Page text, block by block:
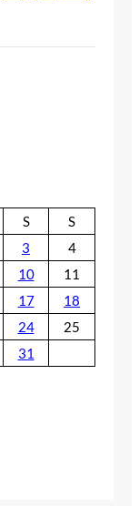
S
S
3
4
10
11
17
18
24
25
31